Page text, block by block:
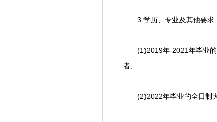
3.学历、专业及其他要求
(1)2019年-2021年毕业的
者;
(2)2022年毕业的全日制大